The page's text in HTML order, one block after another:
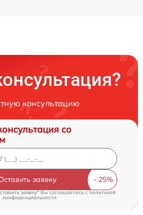
консультацию
со
заявку
заявку" Вы соглашаетесь c политикой
конфиденциальности